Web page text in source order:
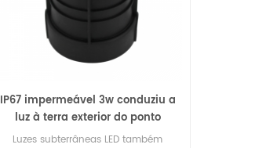
IP67 impermeável 3w conduziu a
luz à terra exterior do ponto
Luzes subterrâneas LED também